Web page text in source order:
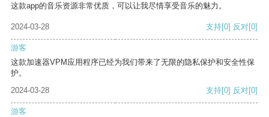
这款app的音乐资源非常优质，可以让我尽情享受音乐的魅力。
2024-03-28 支持[0] 反对[0]
游客
这款加速器VPM应用程序已经为我们带来了无限的隐私保护和安全性保
护。
2024-03-28
支持[0] 反对[0]
游客